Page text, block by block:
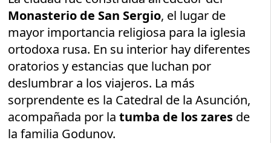
Monasterio de San Sergio, el lugar de
mayor importancia religiosa para la iglesia
ortodoxa rusa. En su interior hay diferentes
oratorios y estancias que luchan por
deslumbrar a los viajeros. La más
sorprendente es la Catedral de la Asunción,
acompañada por latumba de los zares de
la familia Godunov.